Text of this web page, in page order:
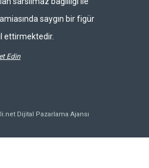
saygın bir figür
ettirmektedir.
Edin
Dijital Pazarlama Ajansı